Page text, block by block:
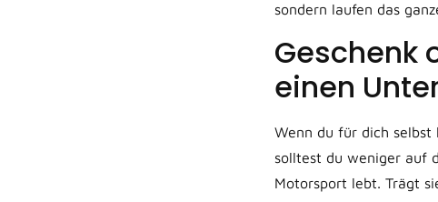
sondern laufen das
Geschenk
einen
Wenn du für dich selbst
solltest du weniger auf
Motorsport lebt. Trägt